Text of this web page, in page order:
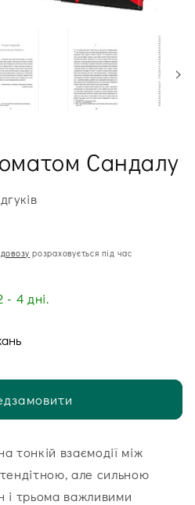
Сандалу
розраховується під час
- 4 дні.
тонкій взаємодії між
але сильною
і трьома важливими